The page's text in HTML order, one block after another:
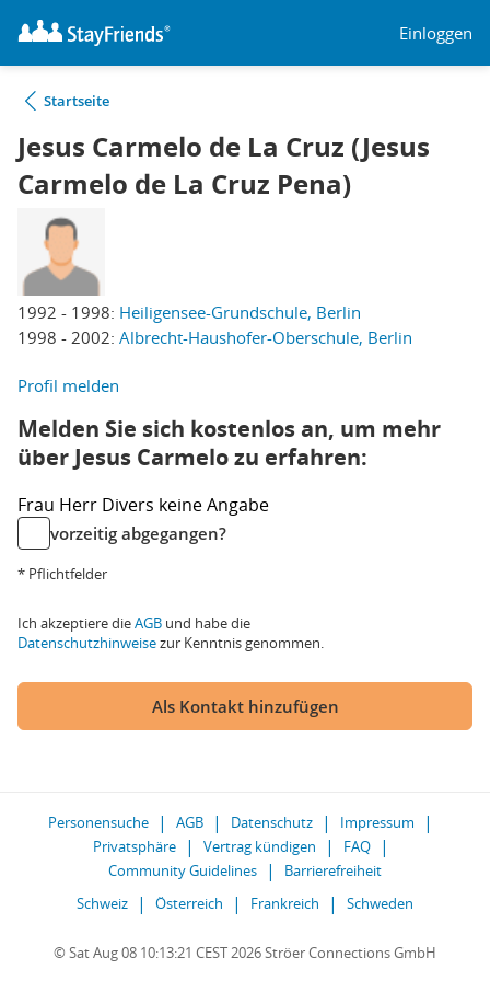
Einloggen
Startseite
Jesus Carmelo de La Cruz (Jesus
Carmelo de La Cruz Pena)
1992 - 1998: Heiligensee-Grundschule, Berlin
1998 - 2002: Albrecht-Haushofer-Oberschule, Berlin
Profil melden
Melden Sie sich kostenlos an, um mehr
über Jesus Carmelo zu erfahren:
Frau Herr Divers keine Angabe
vorzeitig abgegangen?
* Pflichtfelder
Ich akzeptiere dieAGB und habe die
Datenschutzhinweisezur Kenntnis genommen.
Als Kontakt hinzufügen
Personensuche AGB Datenschutz
Impressum
Privatsphäre
Vertrag kündigen
FAQ
Community Guidelines
Barrierefreiheit
Schweiz
Österreich Frankreich Schweden
© Sat Aug 08 10:13:21 CEST 2026 Ströer Connections GmbH